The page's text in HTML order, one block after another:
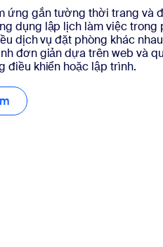
ứng gắn tường thời trang và
dụng lập lịch làm việc trong
dịch vụ đặt phòng khác
đơn giản dựa trên web và
điều khiển hoặc lập trình.
Tìm hiểu thêm